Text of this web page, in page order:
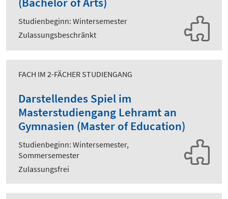
Studienbeginn: Wintersemester
Zulassungsbeschränkt
FACH IM 2-FÄCHER STUDIENGANG
Darstellendes Spiel im
Masterstudiengang Lehramt an
Gymnasien (Master of Education)
Studienbeginn: Wintersemester,
Sommersemester
Zulassungsfrei